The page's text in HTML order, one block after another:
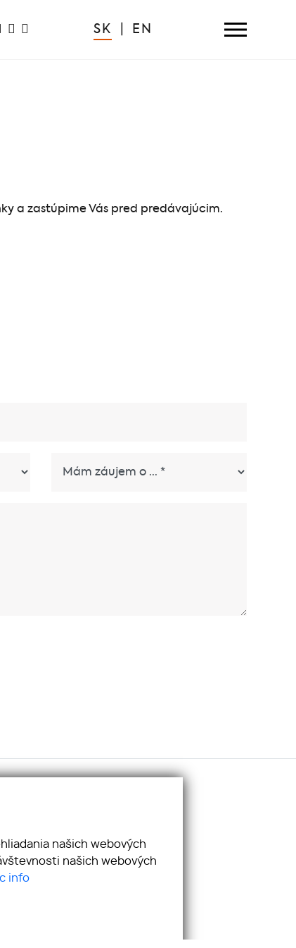
SK EN
a zastúpime Vás pred predávajúcim.
našich webových
našich webových
info